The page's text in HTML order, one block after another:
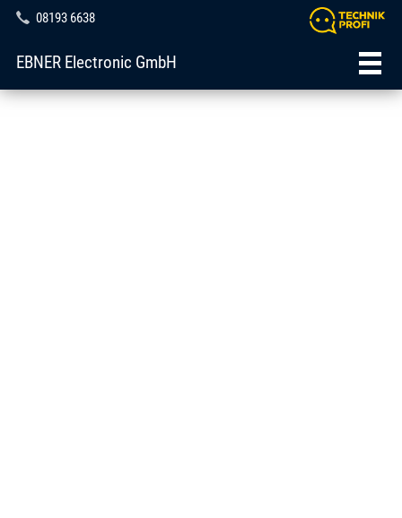
08193 6638
EBNER Electronic GmbH